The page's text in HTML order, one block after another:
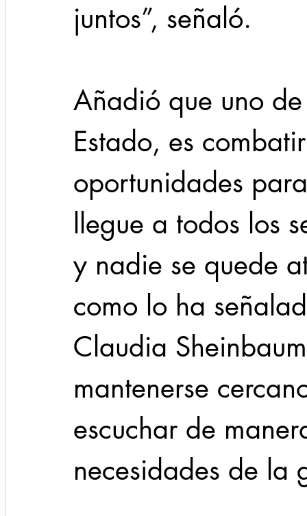
juntos”, señaló.
Añadió que uno
Estado, es
oportunidades
llegue a todos los
y nadie se quede
como lo ha
Claudia
mantenerse
escuchar de
necesidades de la